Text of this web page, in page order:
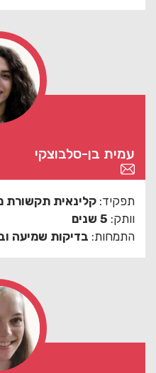
עמית בן-סלבוצקי
תפקיד: קלינאית תקשורת מס
וותק: 5 שנים
התמחות: בדיקות שמיעה